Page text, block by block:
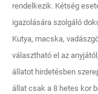
rendelkezik. Kétség
igazolására szolgáló
Kutya, macska,
választható el az
állatot hirdetésben
állat csak a 8 hetes kor